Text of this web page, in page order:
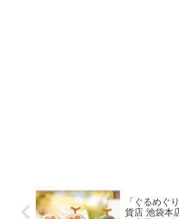
「ぐるめぐ
貨店 池袋本